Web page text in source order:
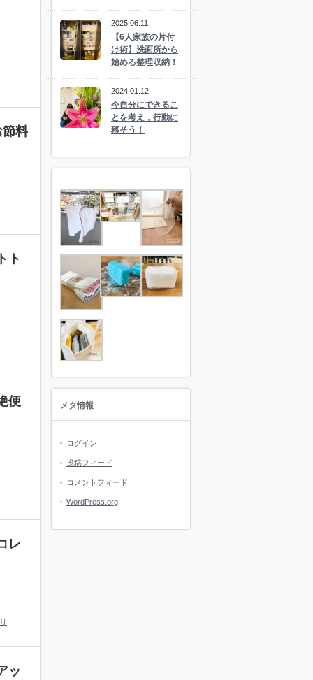
節料
ト
便
レ
ッ
2025.06.11
【6人家族の片付
け術】洗面所から
始める整理収納！
2024.01.12
今自分にできるこ
とを考え，行動に
移そう！
メタ情報
ログイン
投稿フィード
コメントフィード
WordPress.org